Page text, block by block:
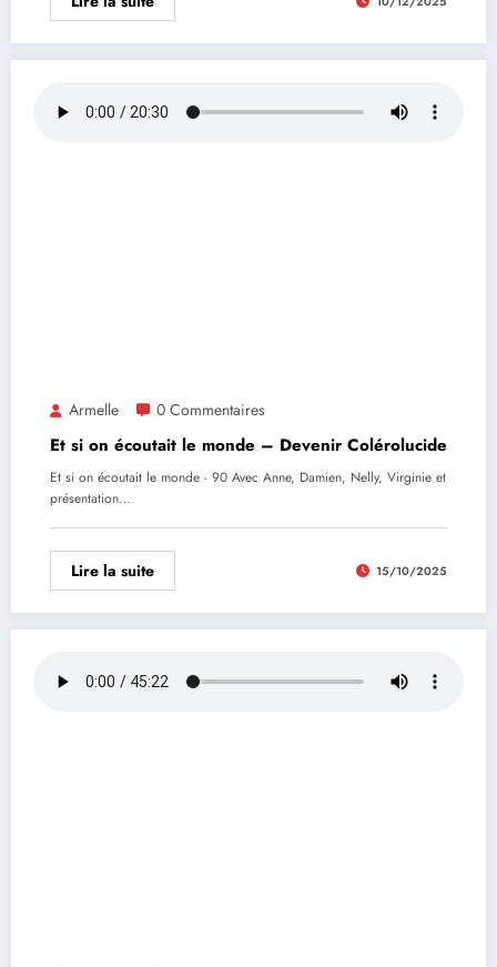
Armelle 0 Commentaires
Et si on écoutait le monde – Devenir Colérolucide
Et si on écoutait le monde - 90 Avec Anne, Damien, Nelly, Virginie et
présentation…
Lire la suite 15/10/2025